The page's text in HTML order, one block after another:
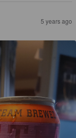
5 years ago